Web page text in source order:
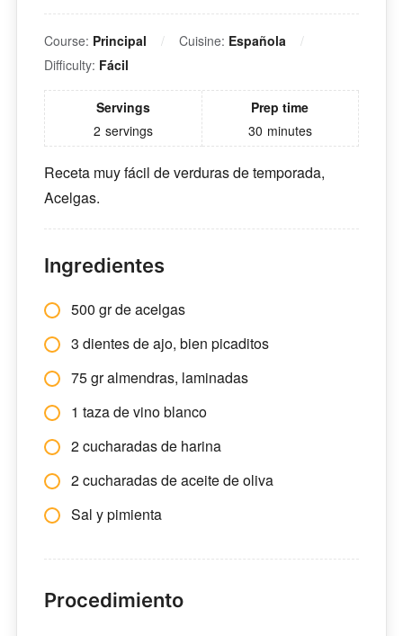
Course: Principal Cuisine: Española
Difficulty: Fácil
Servings
2 servings
Prep time
30 minutes
Receta muy fácil de verduras de temporada,
Acelgas.
Ingredientes
500 gr de acelgas
3 dientes de ajo, bien picaditos
75 gr almendras, laminadas
1 taza de vino blanco
2 cucharadas de harina
2 cucharadas de aceite de oliva
Sal y pimienta
Procedimiento